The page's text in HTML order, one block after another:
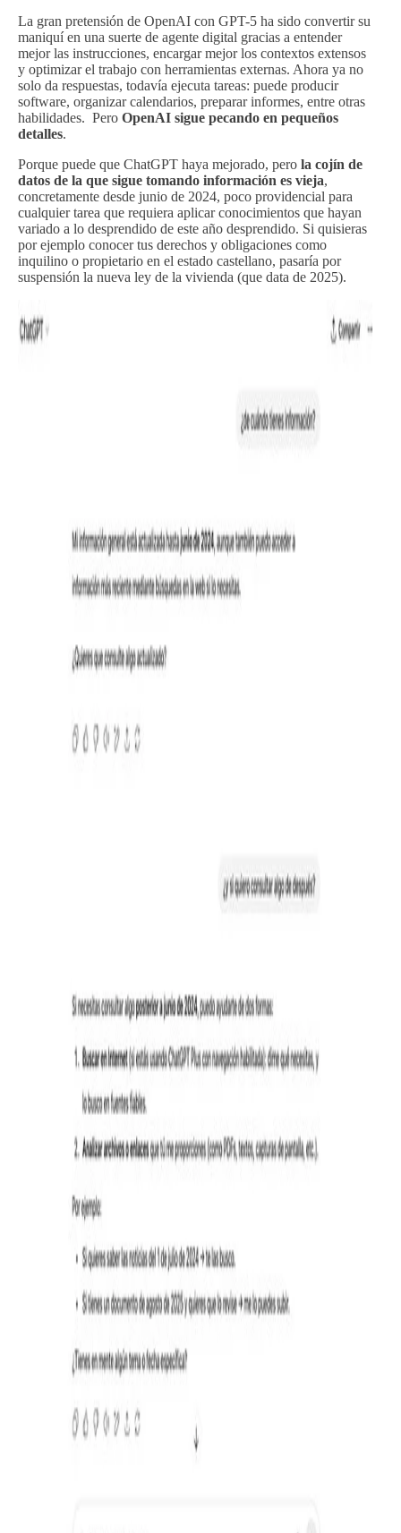
La gran pretensión de OpenAI con GPT-5 ha sido convertir su
maniquí en una suerte de agente digital gracias a entender
mejor las instrucciones, encargar mejor los contextos extensos
y optimizar el trabajo con herramientas externas. Ahora ya no
solo da respuestas, todavía ejecuta tareas: puede producir
software, organizar calendarios, preparar informes, entre otras
habilidades. Pero OpenAI sigue pecando en pequeños
detalles.
Porque puede que ChatGPT haya mejorado, pero la cojín de
datos de la que sigue tomando información es vieja,
concretamente desde junio de 2024, poco providencial para
cualquier tarea que requiera aplicar conocimientos que hayan
variado a lo desprendido de este año desprendido. Si quisieras
por ejemplo conocer tus derechos y obligaciones como
inquilino o propietario en el estado castellano, pasaría por
suspensión la nueva ley de la vivienda (que data de 2025).